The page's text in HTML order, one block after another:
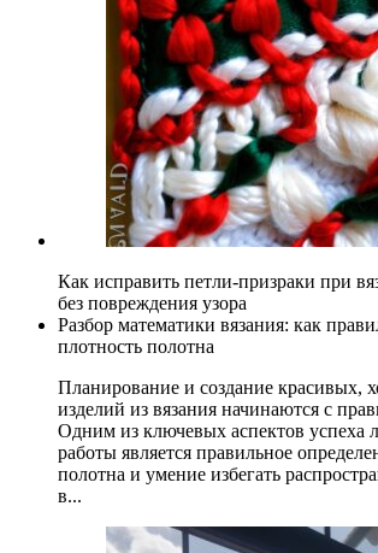
Как исправить петли-призраки при
без повреждения узора
Разбор математики вязания: как
плотность полотна
Планирование и создание красивых,
изделий из вязания начинаются с
Одним из ключевых аспектов успеха
работы является правильное
полотна и умение избегать
в...